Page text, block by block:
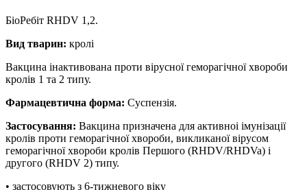
БiоРебiт RHDV 1,2.
Вид тварин: кролі
Вакцина iнактивована проти вірусної геморагiчної хвороби
кролiв 1 та 2 типу.
Фармацевтична форма: Суспензія.
Застосування: Вакцина призначена для активноi iмунiзацiї
кролiв проти геморагiчної хвороби, викликаної вipycoм
геморагiчної хвороби кролiв Першого (RHDV/RHDVa) i
другого (RHDV 2) типу.
• застосовують з 6-тижневого віку